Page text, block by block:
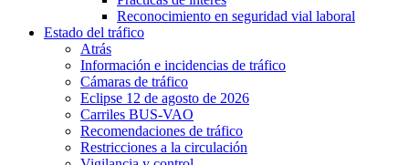
Reconocimiento en seguridad vial laboral
Estado del tráfico
Atrás
Información e incidencias de tráfico
Cámaras de tráfico
Eclipse 12 de agosto de 2026
Carriles BUS-VAO
Recomendaciones de tráfico
Restricciones a la circulación